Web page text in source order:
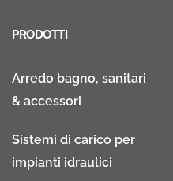
PRODOTTI
Arredo bagno, sanitari
& accessori
Sistemi di carico per
impianti idraulici